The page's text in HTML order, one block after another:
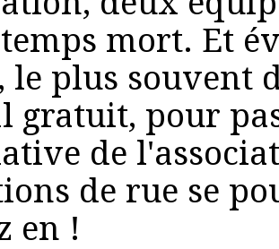
mort. Et
le plus souvent
gratuit, pour
de
de rue se
en !